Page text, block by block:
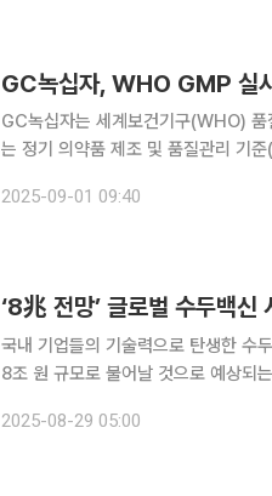
GC녹십자, WHO GMP 실
GC녹십자는 세계보건기구(WHO)
는 정기 의약품 제조 및 품질관리 기
GC녹십자는 독감백신 ‘지씨플루’와
2025-09-01 09:40
‘8兆 전망’ 글로벌 수두백신
국내 기업들의 기술력으로 탄생한 수
8조 원 규모로 불어날 것으로 예상되
자는 태국과 베트남에서 수두백신 ‘
2025-08-29 05:00